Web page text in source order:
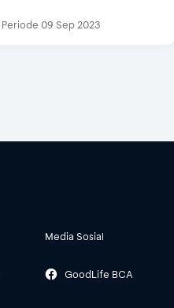
Periode 09 Sep 2023
Media Sosial
GoodLife BCA